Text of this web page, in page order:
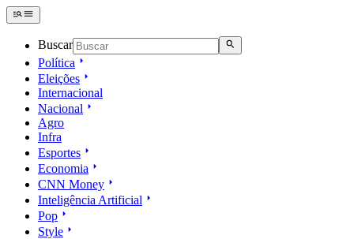
Buscar
Política
Eleições
Internacional
Nacional
Agro
Infra
Esportes
Economia
CNN Money
Inteligência Artificial
Pop
Style